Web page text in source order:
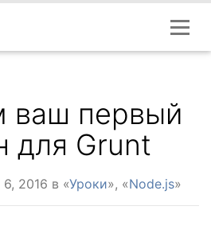
ваш первый
для Grunt
6, 2016 в «Уроки», «Node.js»